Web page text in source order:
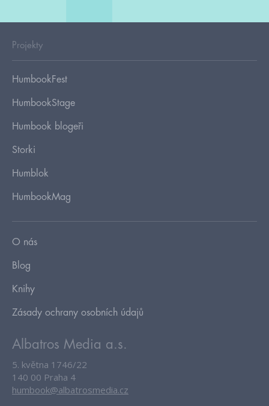
Projekty
HumbookFest
HumbookStage
Humbook blogeři
Storki
Humblok
HumbookMag
O nás
Blog
Knihy
Zásady ochrany osobních údajů
Albatros Media a.s.
5. května 1746/22
140 00 Praha 4
humbook@albatrosmedia.cz